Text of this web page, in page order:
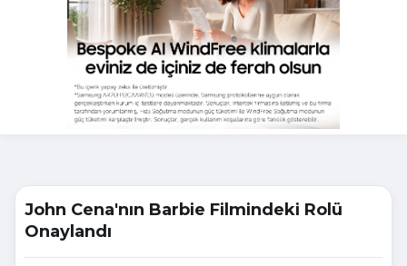
John Cena'nın Barbie Filmindeki Rolü
Onaylandı